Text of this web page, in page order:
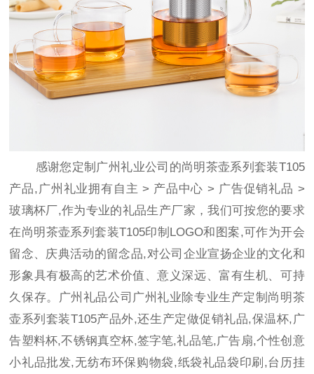
感谢您定制广州礼业公司的尚明茶壶系列套装T105
产品,广州礼业拥有自主 > 产品中心 > 广告促销礼品 >
玻璃杯厂,作为专业的礼品生产厂家，我们可按您的要求
在尚明茶壶系列套装T105印制LOGO和图案,可作为开会
留念、庆典活动的留念品,对公司企业宣扬企业的文化和
形象具有极高的艺术价值、意义深远、富有生机、可持
久保存。广州礼品公司广州礼业除专业生产定制尚明茶
壶系列套装T105产品外,还生产定做促销礼品,保温杯,广
告塑料杯,不锈钢真空杯,签字笔,礼品笔,广告扇,个性创意
小礼品批发,无纺布环保购物袋,纸袋礼品袋印刷,台历挂